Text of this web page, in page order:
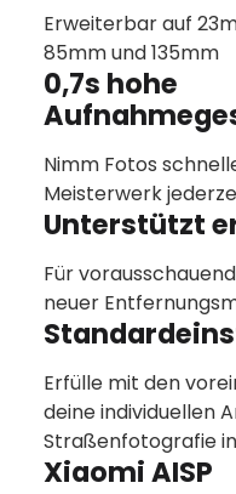
Erweiterbar auf
85mm und 135mm
0,7s hohe
Nimm Fotos
Meisterwerk
Unterstützt
Für
neuer
Erfülle mit den
deine individuellen
Straßenfotografie
Xiaomi AISP